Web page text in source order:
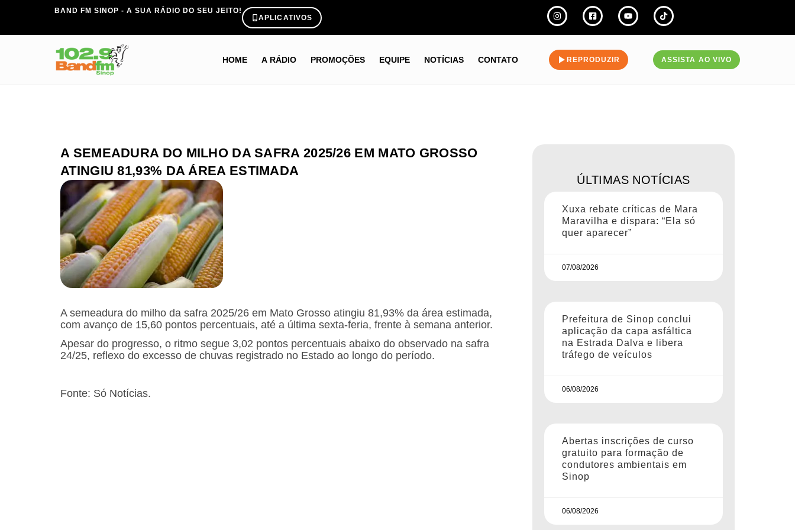
BAND FM SINOP - A SUA RÁDIO DO SEU JEITO!
APLICATIVOS
HOME A RÁDIO PROMOÇÕES EQUIPE NOTÍCIAS CONTATO REPRODUZIR ASSISTA AO VIVO
A SEMEADURA DO MILHO DA SAFRA 2025/26 EM MATO GROSSO
ATINGIU 81,93% DA ÁREA ESTIMADA
A semeadura do milho da safra 2025/26 em Mato Grosso atingiu 81,93% da área estimada,
com avanço de 15,60 pontos percentuais, até a última sexta-feria, frente à semana anterior.
Apesar do progresso, o ritmo segue 3,02 pontos percentuais abaixo do observado na safra
24/25, reflexo do excesso de chuvas registrado no Estado ao longo do período.
Fonte: Só Notícias.
ÚLTIMAS NOTÍCIAS
Xuxa rebate críticas de Mara
Maravilha e dispara: “Ela só
quer aparecer”
07/08/2026
Prefeitura de Sinop conclui
aplicação da capa asfáltica
na Estrada Dalva e libera
tráfego de veículos
06/08/2026
Abertas inscrições de curso
gratuito para formação de
condutores ambientais em
Sinop
06/08/2026